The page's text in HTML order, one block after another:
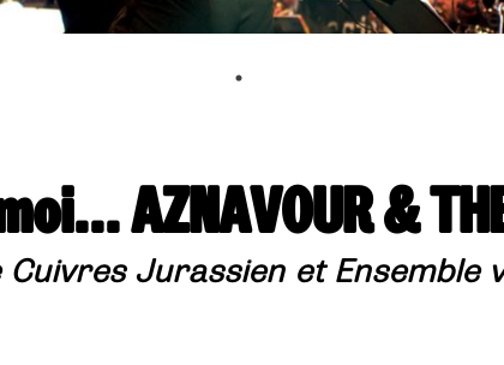
AZNAVOUR &
Cuivres Jurassien et Ensemble